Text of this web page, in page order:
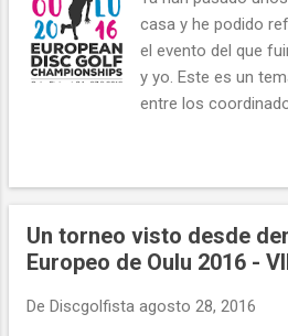
casa y he podido
el evento del que
y yo. Este es un
entre los
requisitos
campo Como
nuestros videos,
Ambas cosas son
estético como a
Un torneo visto desde
Europeo de Oulu 2016 -
De Discgolfista agosto 28, 2016